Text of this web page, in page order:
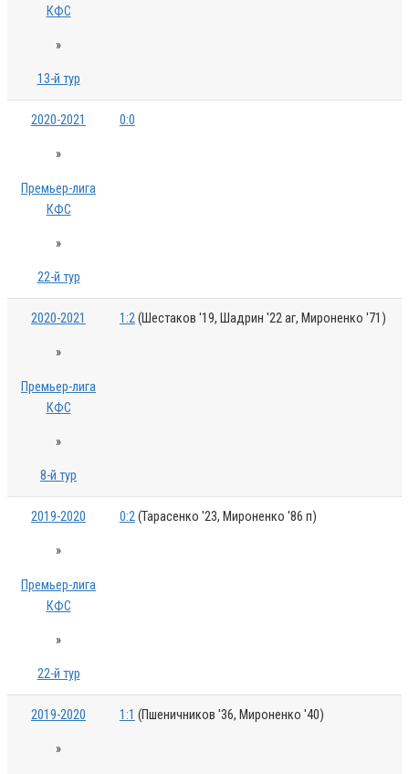
КФС
»
13-й тур
2020-2021
»
Премьер-лига
КФС
»
22-й тур
0:0
2020-2021
»
Премьер-лига
КФС
»
8-й тур
1:2(Шестаков '19, Шадрин '22 аг, Мироненко '71)
2019-2020
»
Премьер-лига
КФС
»
22-й тур
0:2(Тарасенко '23, Мироненко '86 п)
2019-2020
»
1:1 (Пшеничников '36, Мироненко '40)